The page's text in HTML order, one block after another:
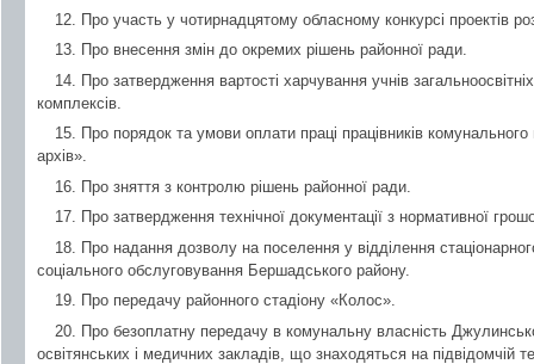
12. Про участь у чотирнадцятому обласному конкурсі проектів
13. Про внесення змін до окремих рішень районної ради.
14. Про затвердження вартості харчування учнів
комплексів.
15. Про порядок та умови оплати праці працівників
архів».
16. Про зняття з контролю рішень районної ради.
17. Про затвердження технічної документації з нормативної
18. Про надання дозволу на поселення у відділення
соціального обслуговування Бершадського району.
19. Про передачу районного стадіону «Колос».
20. Про безоплатну передачу в комунальну власність
освітянських і медичних закладів, що знаходяться на підвідомчій